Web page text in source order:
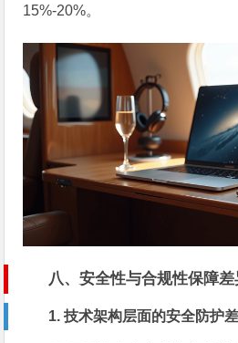
15%-20%。
八、安全性与合规性保障差
1. 技术架构层面的安全防护